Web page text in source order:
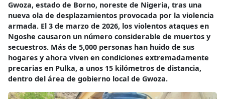
Gwoza, estado de Borno, noreste de Nigeria, tras una
nueva ola de desplazamientos provocada por la violencia
armada. El 3 de marzo de 2026, los violentos ataques en
Ngoshe causaron un número considerable de muertos y
secuestros. Más de 5,000 personas han huido de sus
hogares y ahora viven en condiciones extremadamente
precarias en Pulka, a unos 15 kilómetros de distancia,
dentro del área de gobierno local de Gwoza.